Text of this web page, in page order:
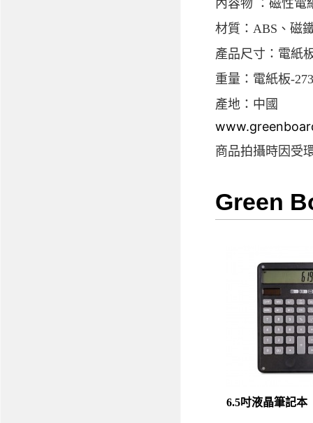
內容物 ：磁性電
材質：ABS、磁
產品尺寸：電紙
重量：電紙板-
產地：中國
商品拍攝時因受
Green
6.5吋液晶筆記本